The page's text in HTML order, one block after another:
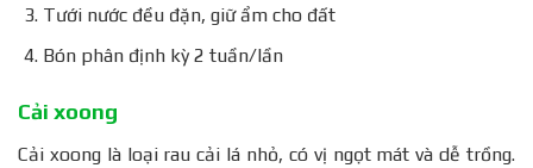
Tưới nước đều đặn, giữ ẩm cho đất
Bón phân định kỳ 2 tuần/lần
Cải xoong
Cải xoong là loại rau cải lá nhỏ, có vị ngọt mát và dễ trồng.